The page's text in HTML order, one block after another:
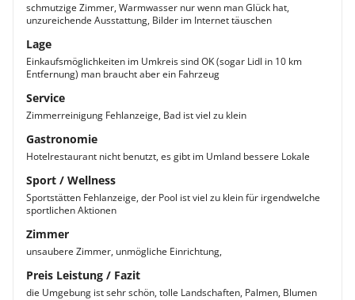
schmutzige Zimmer, Warmwasser nur wenn man Glück hat,
unzureichende Ausstattung, Bilder im Internet täuschen
Lage
Einkaufsmöglichkeiten im Umkreis sind OK (sogar Lidl in 10 km
Entfernung) man braucht aber ein Fahrzeug
Service
Zimmerreinigung Fehlanzeige, Bad ist viel zu klein
Gastronomie
Hotelrestaurant nicht benutzt, es gibt im Umland bessere Lokale
Sport / Wellness
Sportstätten Fehlanzeige, der Pool ist viel zu klein für irgendwelche
sportlichen Aktionen
Zimmer
unsaubere Zimmer, unmögliche Einrichtung,
Preis Leistung / Fazit
die Umgebung ist sehr schön, tolle Landschaften, Palmen, Blumen